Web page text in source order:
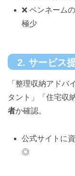
❌ ペンネーム
極少
2. サービス
「整理収納アドバ
タント」「住宅収
者か確認。
公式サイトに
◎